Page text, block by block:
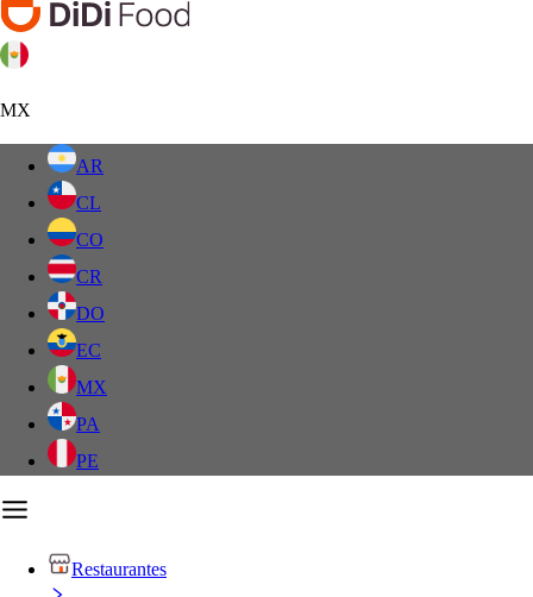
MX
AR
CL
CO
CR
DO
EC
MX
PA
PE
Restaurantes